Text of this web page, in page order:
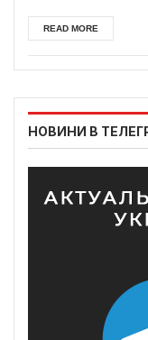
READ MORE
НОВИНИ В